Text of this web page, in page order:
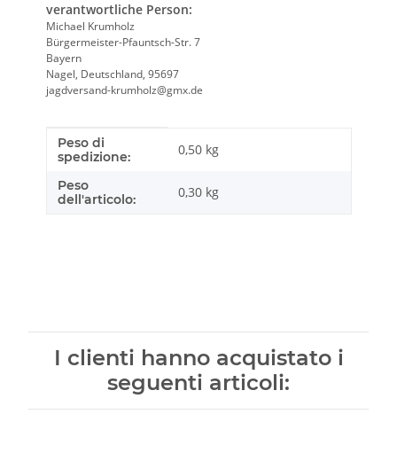
verantwortliche Person:
Michael Krumholz
Bürgermeister-Pfauntsch-Str. 7
Bayern
Nagel, Deutschland, 95697
jagdversand-krumholz@gmx.de
Caratteristica prodotto
Valore
Peso di
spedizione:
0,50 kg
Peso
dell'articolo:
0,30 kg
I clienti hanno acquistato i
seguenti articoli: